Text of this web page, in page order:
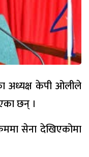
अध्यक्ष केपी ओलीले
छन् ।
सेना देखिएकोमा